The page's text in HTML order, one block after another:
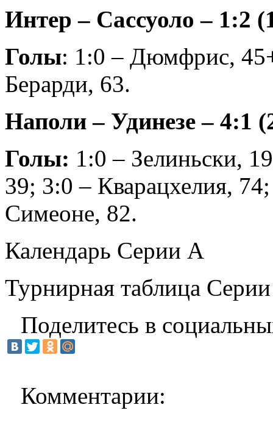
Интер – Сассуоло – 1:2
Голы: 1:0 – Дюмфрис,
Берарди, 63.
Наполи – Удинезе – 4:1
Голы: 1:0 – Зелиньски,
39; 3:0 – Кварацхелия,
Симеоне, 82.
Календарь Серии А
Турнирная таблица
Поделитесь в
Комментарии: